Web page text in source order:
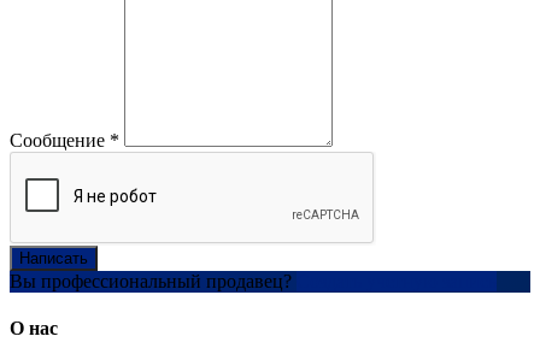
Сообщение *
Написать
Вы профессиональный продавец?
О нас